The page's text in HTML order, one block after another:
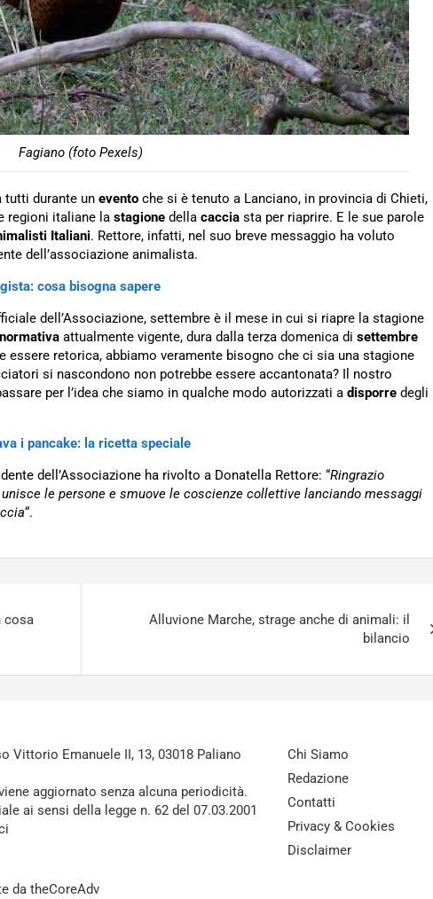
Fagiano (foto Pexels)
tutti durante un evento che si è tenuto a Lanciano, in provincia di Chieti,
regioni italiane la stagione della caccia sta per riaprire. E le sue parole
Italiani. Rettore, infatti, nel suo breve messaggio ha voluto
dell’associazione animalista.
cosa bisogna sapere
dell’Associazione, settembre è il mese in cui si riapre la stagione
normativa attualmente vigente, dura dalla terza domenica di settembre
essere retorica, abbiamo veramente bisogno che ci sia una stagione
si nascondono non potrebbe essere accantonata? Il nostro
per l’idea che siamo in qualche modo autorizzati a disporre degli
i pancake: la ricetta speciale
dell’Associazione ha rivolto a Donatella Rettore: “Ringrazio
le persone e smuove le coscienze collettive lanciando messaggi
“.
cosa
Alluvione Marche, strage anche di animali: il
bilancio
Vittorio Emanuele II, 13, 03018 Paliano
aggiornato senza alcuna periodicità.
ai sensi della legge n. 62 del 07.03.2001
da theCoreAdv
Chi Siamo
Redazione
Contatti
Privacy & Cookies
Disclaimer